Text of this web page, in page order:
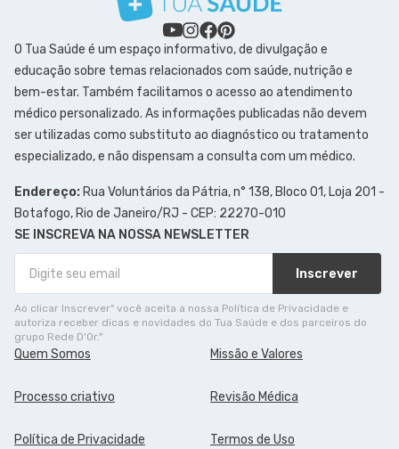
O Tua Saúde é um espaço informativo, de divulgação e
educação sobre temas relacionados com saúde, nutrição e
bem-estar. Também facilitamos o acesso ao atendimento
médico personalizado. As informações publicadas não devem
ser utilizadas como substituto ao diagnóstico ou tratamento
especializado, e não dispensam a consulta com um médico.
Endereço: Rua Voluntários da Pátria, n° 138, Bloco 01, Loja 201 -
Botafogo, Rio de Janeiro/RJ - CEP: 22270-010
SE INSCREVA NA NOSSA NEWSLETTER
Inscrever
Ao clicar Inscrever" você aceita a nossa Política de Privacidade e
autoriza receber dicas e novidades do Tua Saúde e dos parceiros do
grupo Rede D'Or."
Quem Somos Missão e Valores
Processo criativo Revisão Médica
Política de Privacidade Termos de Uso